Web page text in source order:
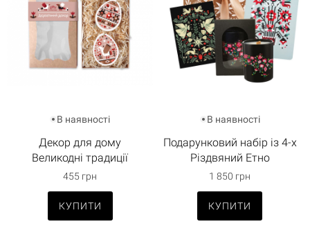
В наявності
Декор для дому
Великодні традиції
455 грн
КУПИТИ
В наявності
Подарунковий набір із 4-х
Різдвяний Етно
1 850 грн
КУПИТИ